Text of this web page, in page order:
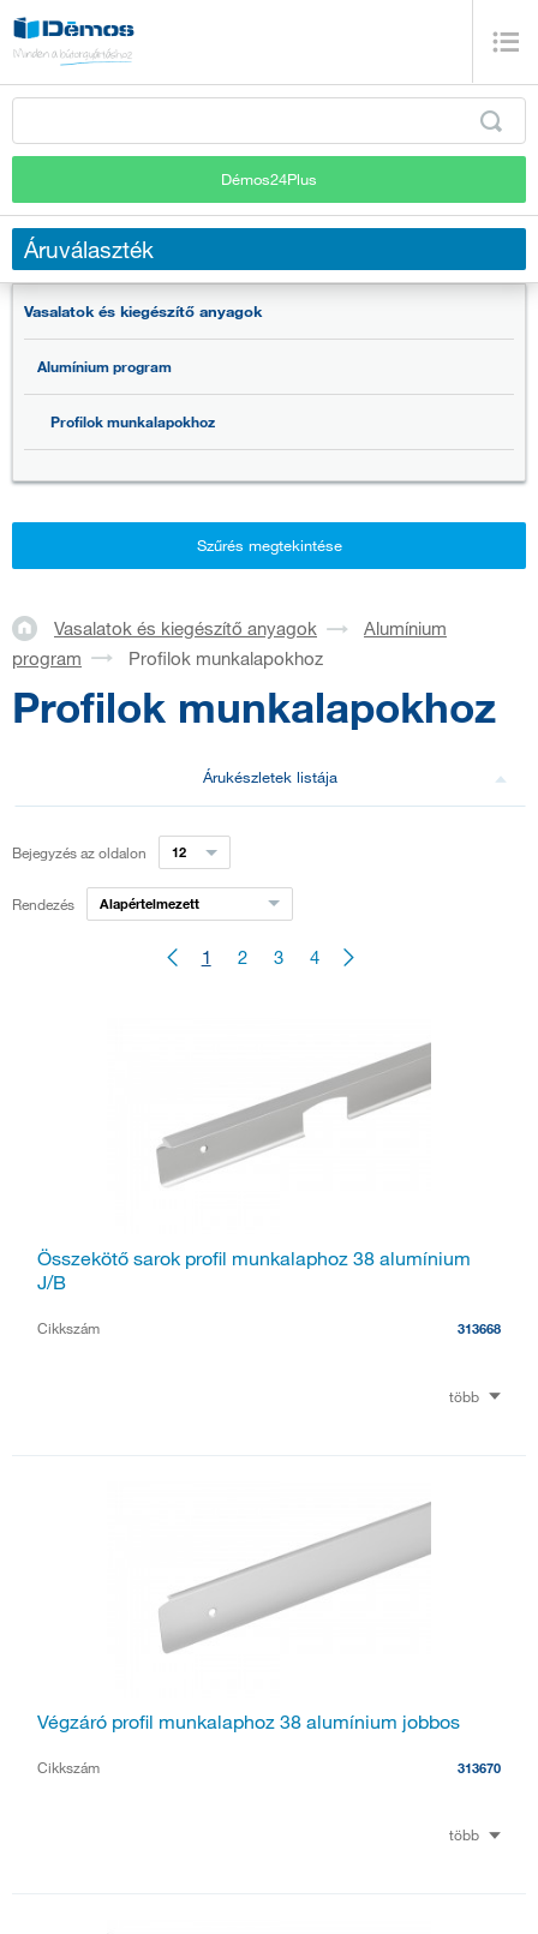
Démos24Plus
Áruválaszték
Vasalatok és kiegészítő anyagok
Alumínium program
Profilok munkalapokhoz
Szűrés megtekintése
Vasalatok és kiegészítő anyagok
Alumínium
program
Profilok munkalapokhoz
Profilok munkalapokhoz
Árukészletek listája
Bejegyzés az oldalon 12
Rendezés Alapértelmezett
1 2 3 4
Összekötő sarok profil munkalaphoz 38 alumínium
J/B
Cikkszám 313668
több
Végzáró profil munkalaphoz 38 alumínium jobbos
Cikkszám 313670
több